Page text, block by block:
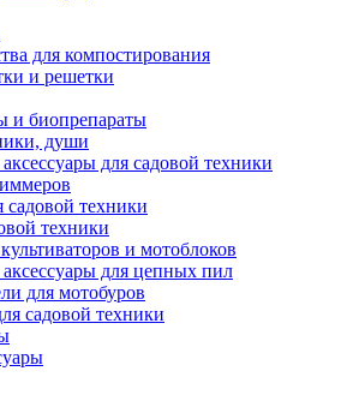
для компостирования
и решетки
и биопрепараты
души
для садовой техники
садовой техники
техники
и мотоблоков
для цепных пил
для мотобуров
садовой техники